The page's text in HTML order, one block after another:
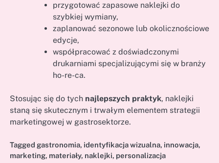
przygotować zapasowe naklejki do
szybkiej wymiany,
zaplanować sezonowe lub okolicznościowe
edycje,
współpracować z doświadczonymi
drukarniami specjalizującymi się w branży
ho-re-ca.
Stosując się do tych najlepszych praktyk, naklejki
staną się skutecznym i trwałym elementem strategii
marketingowej w gastrosektorze.
Tagged gastronomia, identyfikacja wizualna, innowacja,
marketing, materiały, naklejki, personalizacja